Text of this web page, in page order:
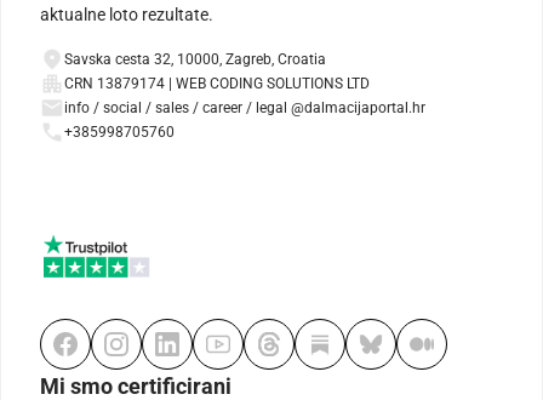
aktualne loto rezultate.
Savska cesta 32, 10000, Zagreb, Croatia
CRN 13879174 | WEB CODING SOLUTIONS LTD
info / social / sales / career / legal @dalmacijaportal.hr
+385998705760
Mi smo certificirani